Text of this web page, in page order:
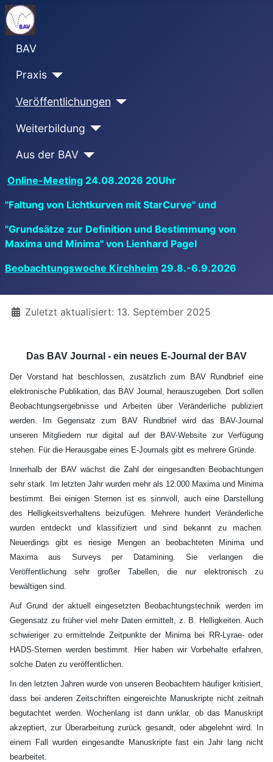
BAV
Praxis
Veröffentlichungen
Weiterbildung
Aus der BAV
Online-Meeting 24.08.2026 20Uhr
"Faltung von Lichtkurven mit StarCurve" und
"Grundsätze zur Definition und Bestimmung von
Maxima und Minima" von Lienhard Pagel
Beobachtungswoche Kirchheim 29.8.-6.9.2026
DetailsZuletzt aktualisiert: 13. September 2025
Das BAV Journal - ein neues E-Journal der BAV
Der Vorstand hat beschlossen, zusätzlich zum BAV Rundbrief eine
elektronische Publikation, das BAV Journal, herauszugeben. Dort sollen
Beobachtungsergebnisse und Arbeiten über Veränderliche publiziert
werden. Im Gegensatz zum BAV Rundbrief wird das BAV-Journal
unseren Mitgliedern nur digital auf der BAV-Website zur Verfügung
stehen. Für die Herausgabe eines E-Journals gibt es mehrere Gründe.
Innerhalb der BAV wächst die Zahl der eingesandten Beobachtungen
sehr stark. Im letzten Jahr wurden mehr als 12.000 Maxima und Minima
bestimmt. Bei einigen Sternen ist es sinnvoll, auch eine Darstellung
des Helligkeitsverhaltens beizufügen. Mehrere hundert Veränderliche
wurden entdeckt und klassifiziert und sind bekannt zu machen.
Neuerdings gibt es riesige Mengen an beobachteten Minima und
Maxima aus Surveys per Datamining. Sie verlangen die
Veröffentlichung sehr großer Tabellen, die nur elektronisch zu
bewältigen sind.
Auf Grund der aktuell eingesetzten Beobachtungstechnik werden im
Gegensatz zu früher viel mehr Daten ermittelt, z. B. Helligkeiten. Auch
schwieriger zu ermittelnde Zeitpunkte der Minima bei RR-Lyrae- oder
HADS-Sternen werden bestimmt. Hier haben wir Vorbehalte erfahren,
solche Daten zu veröffentlichen.
In den letzten Jahren wurde von unseren Beobachtern häufiger kritisiert,
dass bei anderen Zeitschriften eingereichte Manuskripte nicht zeitnah
begutachtet werden. Wochenlang ist dann unklar, ob das Manuskript
akzeptiert, zur Überarbeitung zurück gesandt, oder abgelehnt wird. In
einem Fall wurden eingesandte Manuskripte fast ein Jahr lang nicht
bearbeitet.